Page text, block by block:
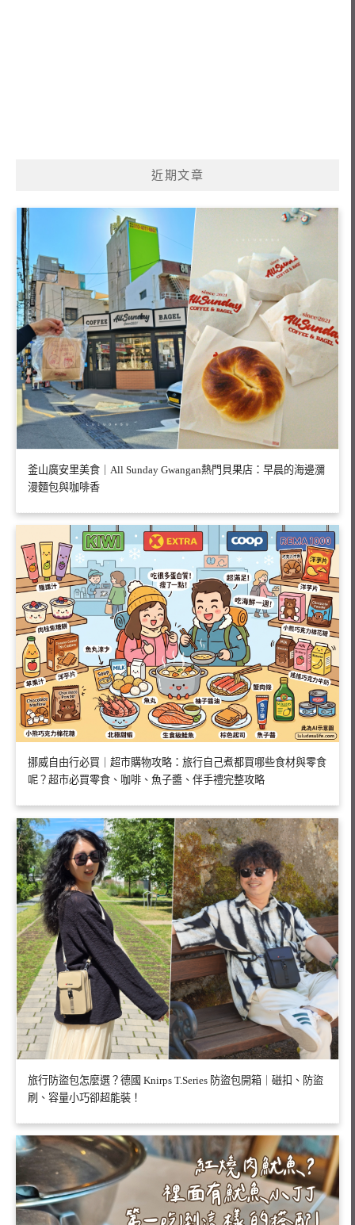
近期文章
釜山廣安里美食｜All Sunday Gwangan熱門貝果店：早晨的海邊瀰
漫麵包與咖啡香
挪威自由行必買｜超市購物攻略：旅行自己煮都買哪些食材與零食
呢？超市必買零食、咖啡、魚子醬、伴手禮完整攻略
旅行防盜包怎麼選？德國 Knirps T.Series 防盜包開箱｜磁扣、防盜
刷、容量小巧卻超能裝！